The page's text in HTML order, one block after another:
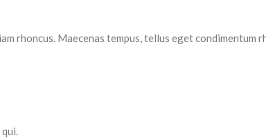
rhoncus. Maecenas tempus, tellus eget condimentum